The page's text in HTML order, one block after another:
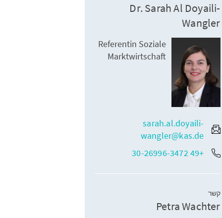
Dr. Sarah Al Doyaili-
Wangler
Referentin Soziale
Marktwirtschaft
sarah.al.doyaili-
wangler@kas.de
+49 30-26996-3472
קשר
Petra Wachter